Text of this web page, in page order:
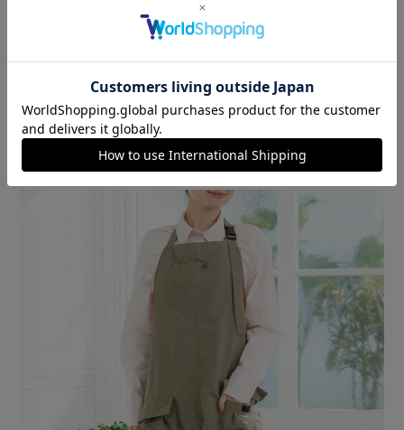
摩擦、汚れ、洗濯などによる撥水性能の低下を抑制する耐久
【動きやすいスリット入り】
前面裾にスリットを入れることで動きやすく、楽に立ち座り
できる。
【多機能ポケット】
小物や小道具などたっぷり収納できる多機能ポケット。
【着脱簡単バックルタイプ】
首掛け部分はサイズ調節のできるバックルタイプ。
片手でも着脱しやすい。